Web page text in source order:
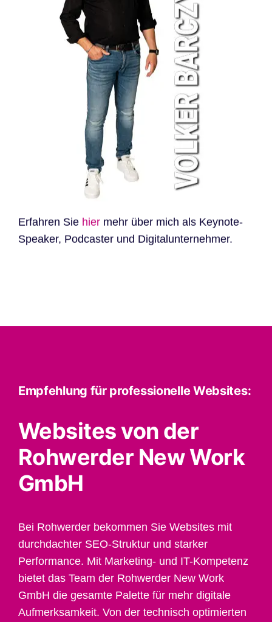
Erfahren Sie hiermehr über mich als Keynote-
Speaker, Podcaster und Digitalunternehmer.
Empfehlung für professionelle Websites:
Websites von der
Rohwerder New Work
GmbH
Bei Rohwerder bekommen Sie Websites mit
durchdachter SEO-Struktur und starker
Performance. Mit Marketing- und IT-Kompetenz
bietet das Team der Rohwerder New Work
GmbH die gesamte Palette für mehr digitale
Aufmerksamkeit. Von der technisch optimierten